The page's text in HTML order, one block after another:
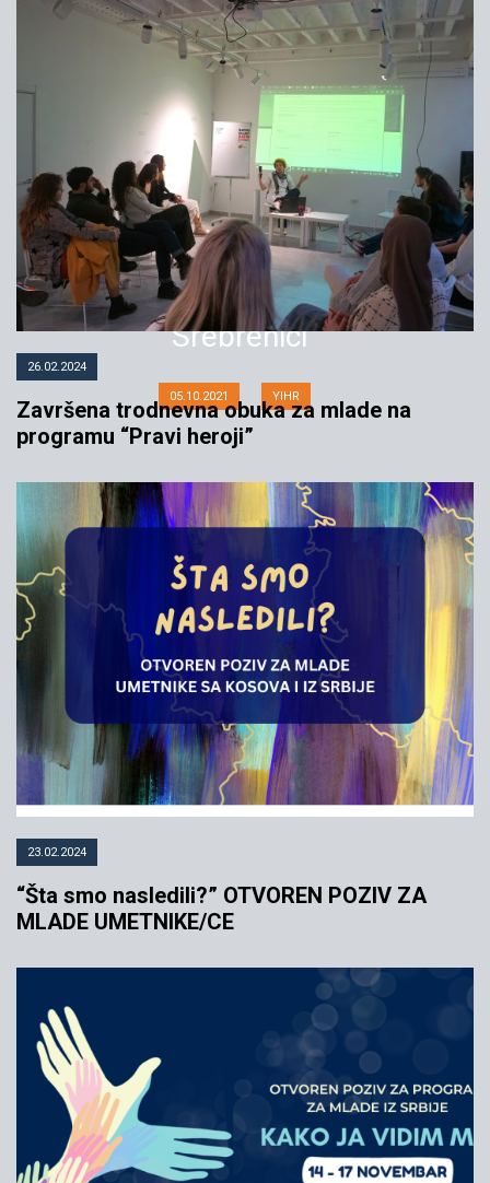
Seminar za mlade i novinare
“Prakse sećanja na genocid u
Srebrenici”
05.10.2021 YIHR
26.02.2024
Završena trodnevna obuka za mlade na
programu “Pravi heroji”
23.02.2024
“Šta smo nasledili?” OTVOREN POZIV ZA
MLADE UMETNIKE/CE